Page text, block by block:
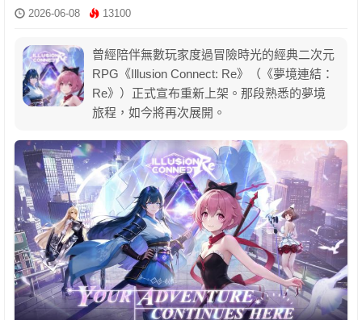
2026-06-08 13100
曾經陪伴無數玩家度過冒險時光的經典二次元
RPG《Illusion Connect: Re》（《夢境連結：
Re》）正式宣布重新上架。那段熟悉的夢境
旅程，如今將再次展開。